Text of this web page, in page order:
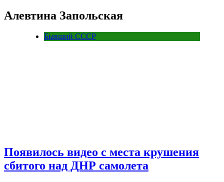
Алевтина Запольская
Бывший СССР
Появилось видео с места крушения
сбитого над ДНР самолета